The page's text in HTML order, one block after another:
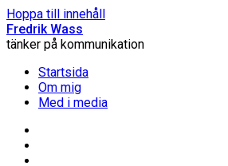
Hoppa till innehåll
Fredrik Wass
tänker på kommunikation
Startsida
Om mig
Med i media